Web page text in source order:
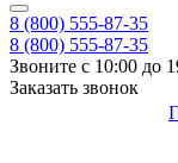
8 (800) 555-87-35
8 (800) 555-87-35
Звоните с 10:00 до
Заказать звонок